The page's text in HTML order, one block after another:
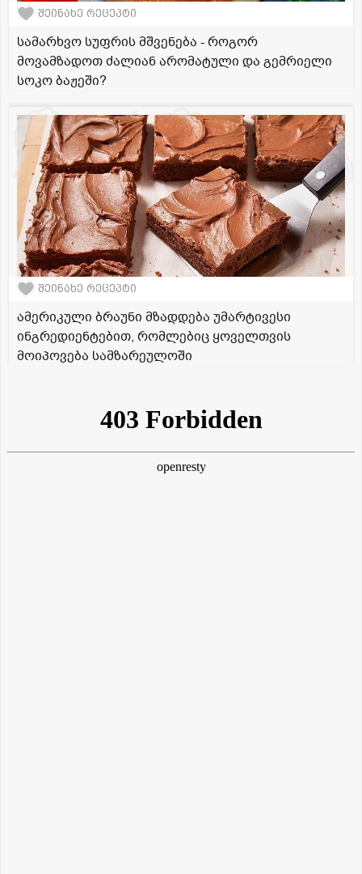
შეინახე რეცეპტი
სამარხვო სუფრის მშვენება - როგორ
მოვამზადოთ ძალიან არომატული და გემრიელი
სოკო ბაჟეში?
შეინახე რეცეპტი
ამერიკული ბრაუნი მზადდება უმარტივესი
ინგრედიენტებით, რომლებიც ყოველთვის
მოიპოვება სამზარეულოში